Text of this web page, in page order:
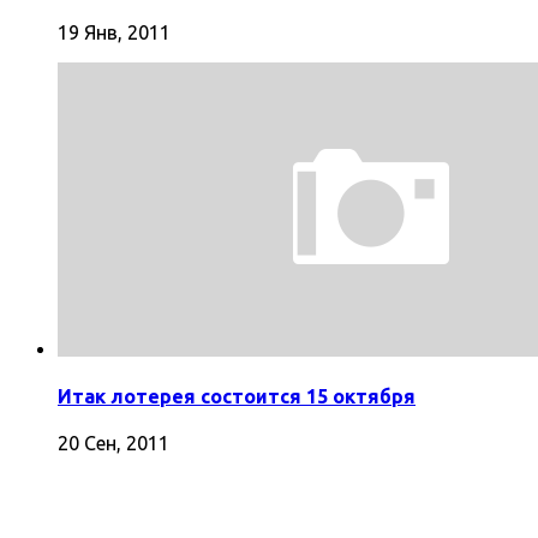
19 Янв, 2011
Итак лотерея состоится 15 октября
20 Сен, 2011